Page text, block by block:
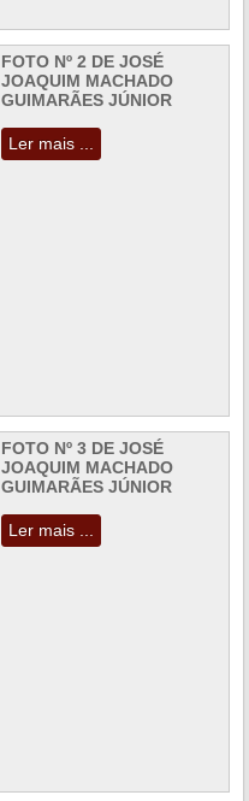
FOTO Nº 2 DE JOSÉ
JOAQUIM MACHADO
GUIMARÃES JÚNIOR
Ler mais ...
FOTO Nº 3 DE JOSÉ
JOAQUIM MACHADO
GUIMARÃES JÚNIOR
Ler mais ...